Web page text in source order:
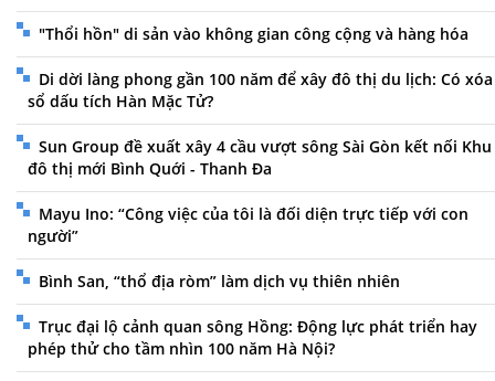
"Thổi hồn" di sản vào không gian công cộng và hàng hóa
Di dời làng phong gần 100 năm để xây đô thị du lịch: Có xóa
sổ dấu tích Hàn Mặc Tử?
Sun Group đề xuất xây 4 cầu vượt sông Sài Gòn kết nối Khu
đô thị mới Bình Quới - Thanh Đa
Mayu Ino: “Công việc của tôi là đối diện trực tiếp với con
người”
Bình San, “thổ địa ròm” làm dịch vụ thiên nhiên
Trục đại lộ cảnh quan sông Hồng: Động lực phát triển hay
phép thử cho tầm nhìn 100 năm Hà Nội?